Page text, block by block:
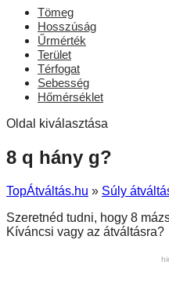
Tömeg
Hosszúság
Űrmérték
Terület
Térfogat
Sebesség
Hőmérséklet
Oldal kiválasztása
8 q hány g?
TopÁtváltás.hu » Súly
Szeretnéd tudni, hogy 8
Kíváncsi vagy az átváltásra?